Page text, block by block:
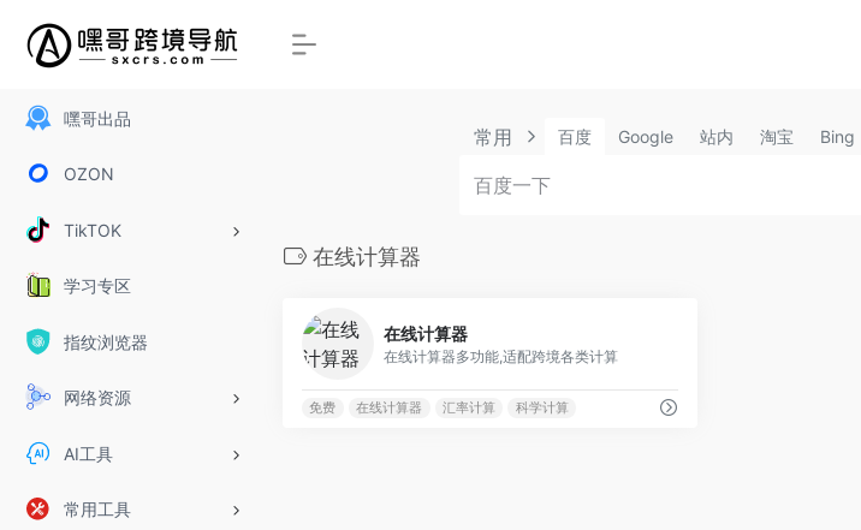
嘿哥出品
OZON
TikTOK
学习专区
指纹浏览器
网络资源
AI工具
常用工具
常用 百度 Google 站内 淘宝 Bing
在线计算器
在线计算器
在线计算器多功能,适配跨境各类计算
免费 在线计算器 汇率计算 科学计算